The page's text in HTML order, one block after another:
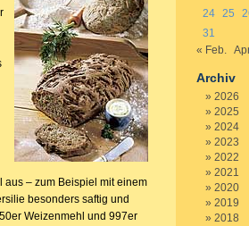
aus – zum Beispiel mit einem
besonders saftig und
Weizenmehl und 997er
24 25
31
« Feb.
Archiv
2026
2025
2024
2023
2022
2021
2020
2019
2018